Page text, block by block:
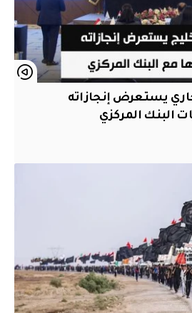
يستعرض إنجازاته
البنك المركزي